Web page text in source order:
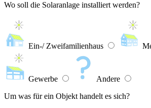
Wo soll die Solaranlage installiert werden?
Ein-/ Zweifamilienhaus
Gewerbe
Andere
Um was für ein Objekt handelt es sich?